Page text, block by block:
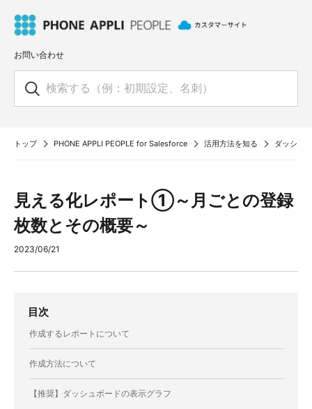
お問い合わせ
トップ PHONE APPLI PEOPLE for Salesforce 活用方法を知る ダッシュ
見える化レポート①～月ごとの登録
枚数とその概要～
2023/06/21
目次
作成するレポートについて
作成方法について
【推奨】ダッシュボードの表示グラフ